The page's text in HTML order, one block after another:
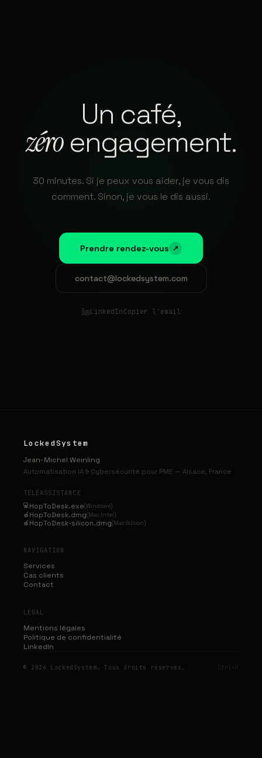
Un café,
zéroengagement.
30 minutes. Si je peux vous aider, je vous dis
comment. Sinon, je vous le dis aussi.
Prendre rendez-vous ↗
contact@lockedsystem.com
LinkedIn Copier l'email
LockedSystem
Jean-Michel Weinling
Automatisation IA & Cybersécurité pour PME — Alsace, France
TÉLÉASSISTANCE
💻HopToDesk.exe(Windows)
🍎 HopToDesk.dmg(Mac Intel)
🍎 HopToDesk-silicon.dmg(Mac Silicon)
NAVIGATION
Services
Cas clients
Contact
LEGAL
Mentions légales
Politique de confidentialité
LinkedIn
© 2026 LockedSystem. Tous droits réservés. Ctrl+K